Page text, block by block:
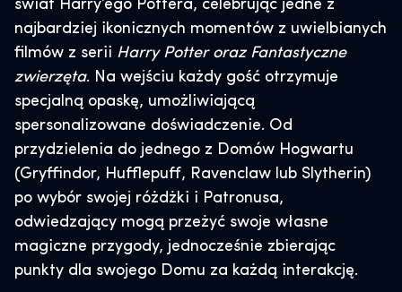
świat Harry’ego Pottera, celebrując jedne z
najbardziej ikonicznych momentów z uwielbianych
filmów z serii Harry Potter oraz Fantastyczne
zwierzęta. Na wejściu każdy gość otrzymuje
specjalną opaskę, umożliwiającą
spersonalizowane doświadczenie. Od
przydzielenia do jednego z Domów Hogwartu
(Gryffindor, Hufflepuff, Ravenclaw lub Slytherin)
po wybór swojej różdżki i Patronusa,
odwiedzający mogą przeżyć swoje własne
magiczne przygody, jednocześnie zbierając
punkty dla swojego Domu za każdą interakcję.